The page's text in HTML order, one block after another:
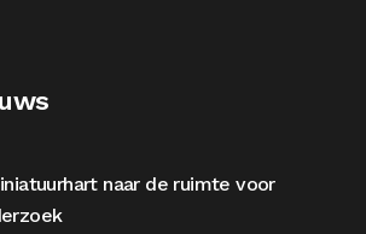
naar de ruimte voor